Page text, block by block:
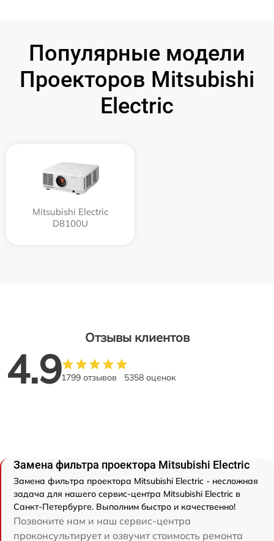
Популярные модели
Проекторов Mitsubishi
Electric
Mitsubishi Electric
D8100U
Отзывы клиентов
4.91799 отзывов 5358 оценок
Замена фильтра проектора Mitsubishi Electric
Замена фильтра проектора Mitsubishi Electric - несложная
задача для нашего сервис-центра Mitsubishi Electric в
Санкт-Петербурге. Выполним быстро и качественно!
Позвоните нам и наш сервис-центра
проконсультирует и озвучит стоимость ремонта